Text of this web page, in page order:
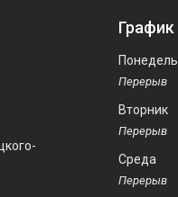
Вторник
Среда